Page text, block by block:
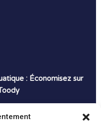
: Économisez sur